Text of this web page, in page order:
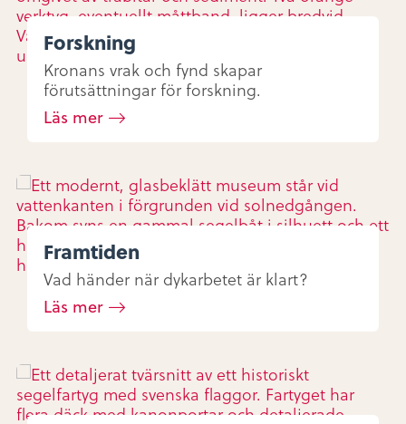
Forskning
Kronans vrak och fynd skapar
förutsättningar för forskning.
Läs mer
Framtiden
Vad händer när dykarbetet är klart?
Läs mer